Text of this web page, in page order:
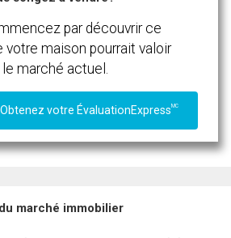
par découvrir ce
votre maison pourrait valoir
le marché actuel.
Obtenez votre ÉvaluationExpressMC
marché immobilier